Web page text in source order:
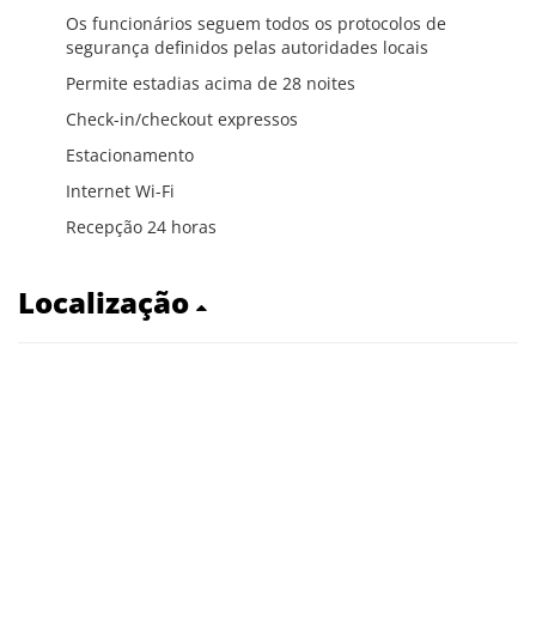
Os funcionários seguem todos os protocolos de
segurança definidos pelas autoridades locais
Permite estadias acima de 28 noites
Check-in/checkout expressos
Estacionamento
Internet Wi-Fi
Recepção 24 horas
Localização